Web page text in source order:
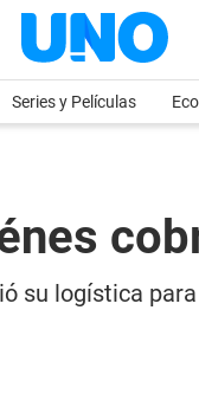
Series y Películas
su logística